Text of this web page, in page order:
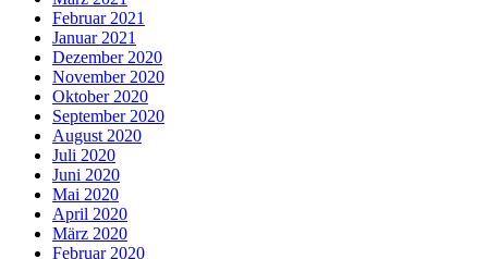
Februar 2021
Januar 2021
Dezember 2020
November 2020
Oktober 2020
September 2020
August 2020
Juli 2020
Juni 2020
Mai 2020
April 2020
März 2020
Februar 2020